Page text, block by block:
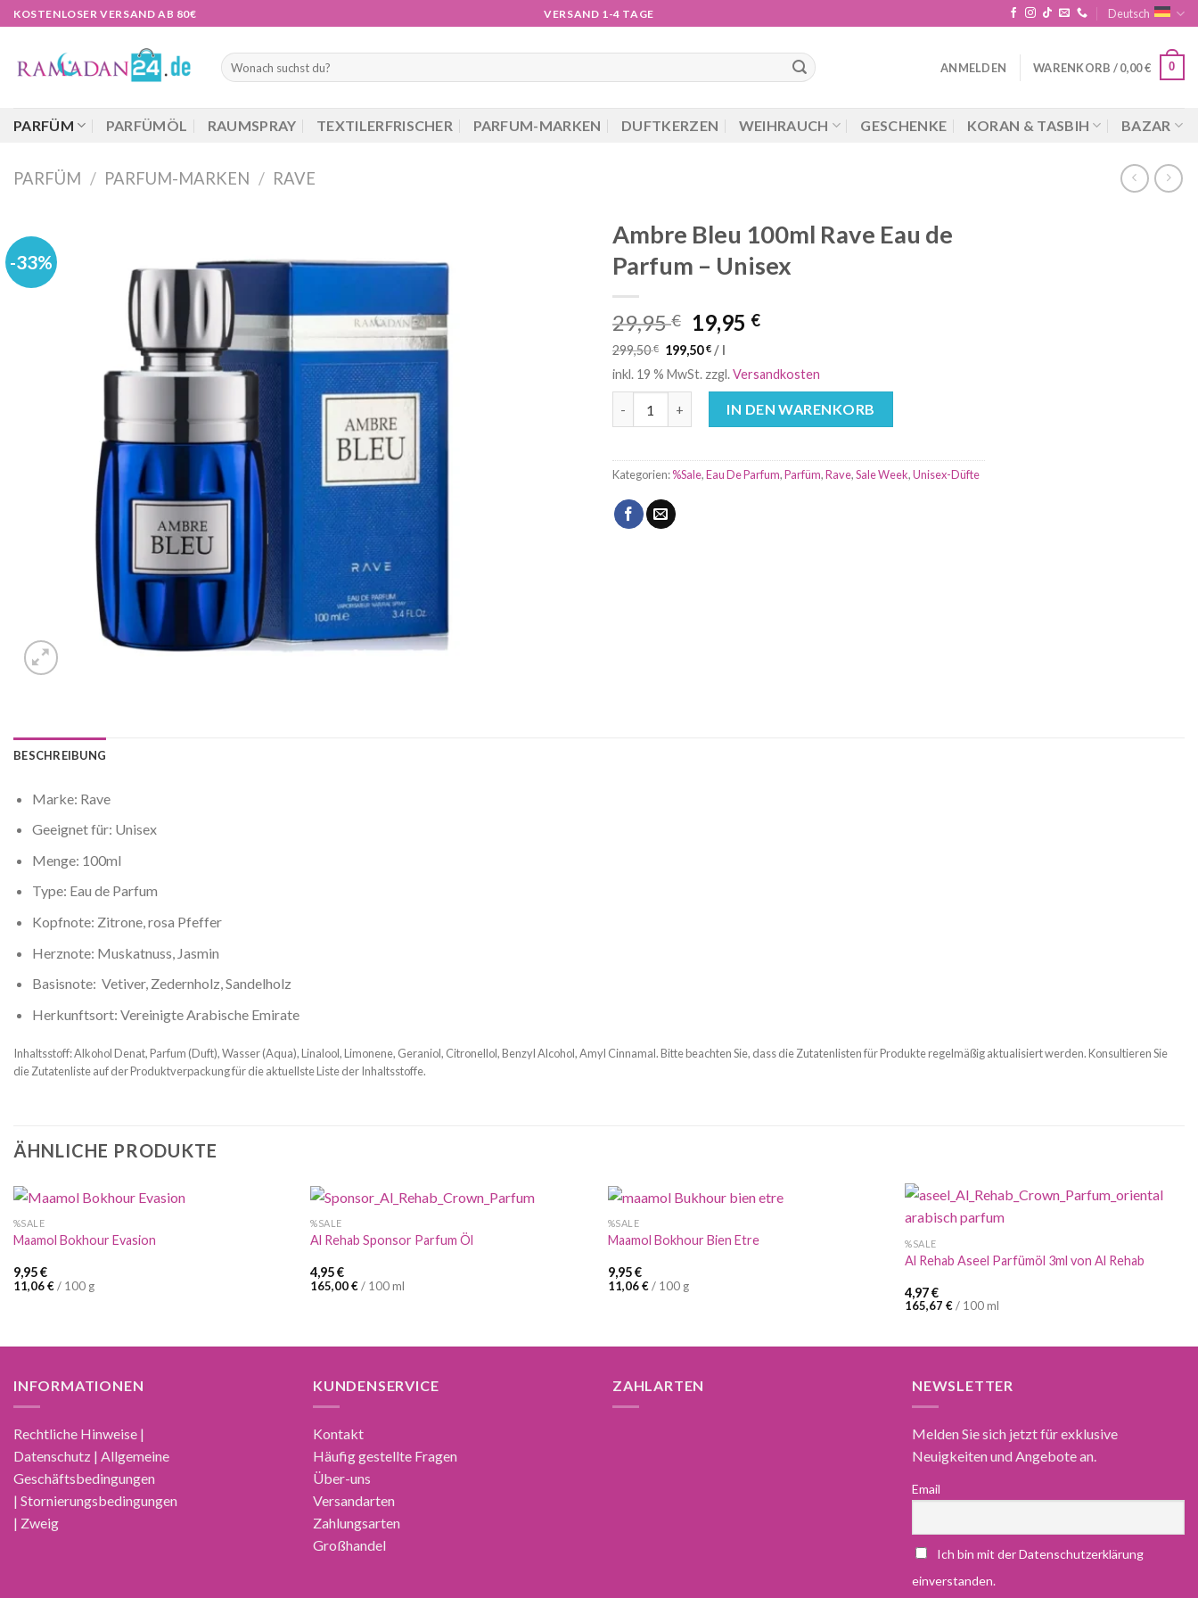
Zum
Inhalt
KOSTENLOSER VERSAND AB 80€ VERSAND 1-4 TAGE Deutsch
Suchen
nach:
ANMELDEN WARENKORB /0,00€ 0
PARFÜM PARFÜMÖL RAUMSPRAY TEXTILERFRISCHER PARFUM-MARKEN DUFTKERZEN WEIHRAUCH GESCHENKE KORAN & TASBIH BAZAR
PARFÜM / PARFUM-MARKEN / RAVE
-33%
Ambre Bleu 100ml Rave Eau de
Parfum – Unisex
29,95€
Ursprünglicher
Preis
war:
29,95 €
19,95 €Aktueller
ist:
19,95 €.
299,50€ 199,50€ / l
inkl. 19 % MwSt. zzgl.Versandkosten
IN DEN WARENKORB
Kategorien:%Sale,Eau De Parfum,Parfüm,Rave,Sale Week,Unisex-Düfte
BESCHREIBUNG
Marke: Rave
Geeignet für: Unisex
Menge: 100ml
Type: Eau de Parfum
Kopfnote: Zitrone, rosa Pfeffer
Herznote: Muskatnuss, Jasmin
Basisnote: Vetiver, Zedernholz, Sandelholz
Herkunftsort: Vereinigte Arabische Emirate
Inhaltsstoff: Alkohol Denat, Parfum (Duft), Wasser (Aqua), Linalool, Limonene, Geraniol, Citronellol, Benzyl Alcohol, Amyl Cinnamal. Bitte beachten Sie, dass die Zutatenlisten für Produkte regelmäßig aktualisiert werden. Konsultieren Sie
die Zutatenliste auf der Produktverpackung für die aktuellste Liste der Inhaltsstoffe.
ÄHNLICHE PRODUKTE
%SALE
Maamol Bokhour Evasion
9,95€
11,06€/ 100 g
%SALE
Al Rehab Sponsor Parfum Öl
4,95€
165,00€/ 100 ml
%SALE
Maamol Bokhour Bien Etre
9,95€
11,06€/ 100 g
%SALE
Al Rehab Aseel Parfümöl 3ml von Al Rehab
4,97€
165,67€/ 100 ml
INFORMATIONEN
Rechtliche Hinweise |
Datenschutz | Allgemeine
Geschäftsbedingungen
| Stornierungsbedingungen
| Zweig
KUNDENSERVICE
Kontakt
Häufig gestellte Fragen
Über-uns
Versandarten
Zahlungsarten
Großhandel
ZAHLARTEN NEWSLETTER
Melden Sie sich jetzt für exklusive
Neuigkeiten und Angebote an.
Email
Ich bin mit der Datenschutzerklärung
einverstanden.